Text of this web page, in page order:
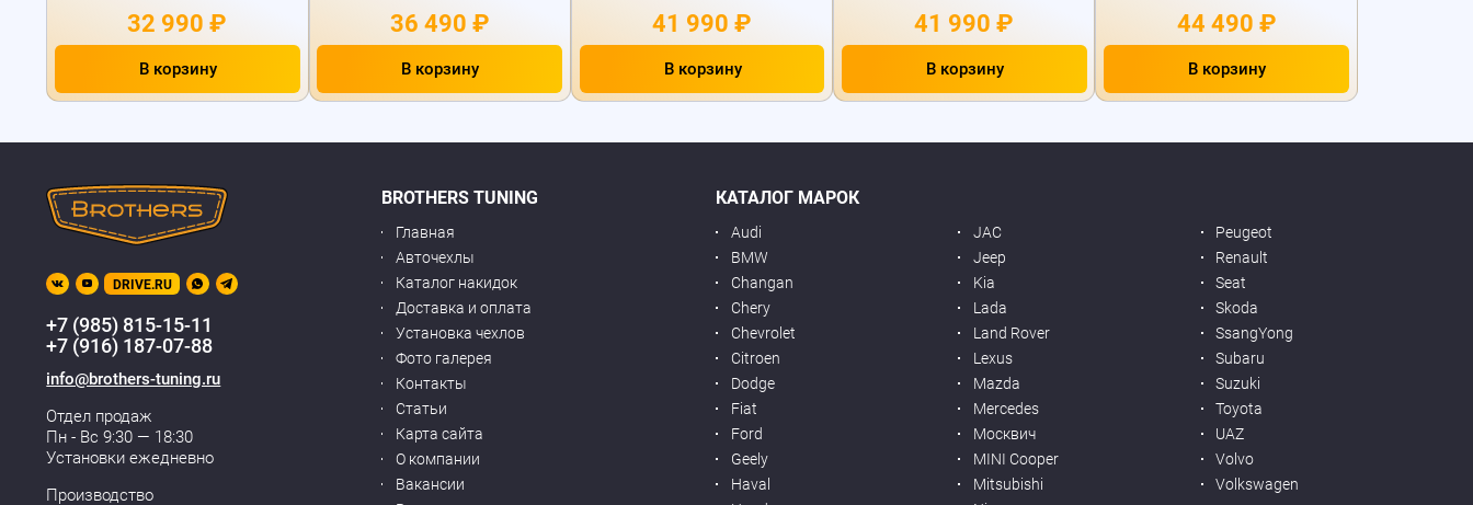
32 990 ₽
В корзину
36 490 ₽
В корзину
41 990 ₽
В корзину
41 990 ₽
В корзину
44 490 ₽
В корзину
DRIVE.RU
+7 (985) 815-15-11
+7 (916) 187-07-88
info@brothers-tuning.ru
Отдел продаж
Пн - Вс 9:30 — 18:30
Установки ежедневно
Производство
BROTHERS TUNING
Главная
Авточехлы
Каталог накидок
Доставка и оплата
Установка чехлов
Фото галерея
Контакты
Статьи
Карта сайта
О компании
Вакансии
КАТАЛОГ МАРОК
Audi
BMW
Changan
Chery
Chevrolet
Citroen
Dodge
Fiat
Ford
Geely
Haval
JAC
Jeep
Kia
Lada
Land Rover
Lexus
Mazda
Mercedes
Москвич
MINI Cooper
Mitsubishi
Peugeot
Renault
Seat
Skoda
SsangYong
Subaru
Suzuki
Toyota
UAZ
Volvo
Volkswagen